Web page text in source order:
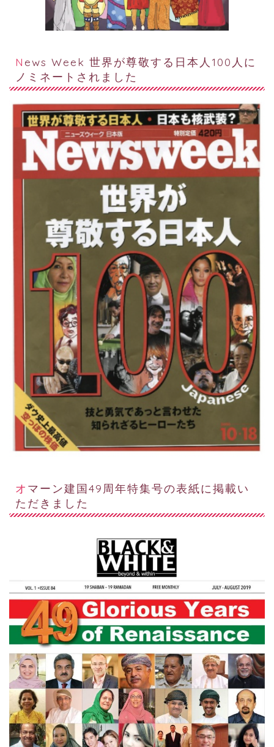
News Week 世界が尊敬する日本人100人に
ノミネートされました
オマーン建国49周年特集号の表紙に掲載い
ただきました